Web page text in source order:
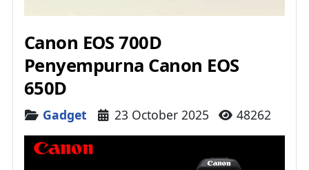
Canon EOS 700D
Penyempurna Canon EOS
650D
Details
Gadget 23 October 2025 48262